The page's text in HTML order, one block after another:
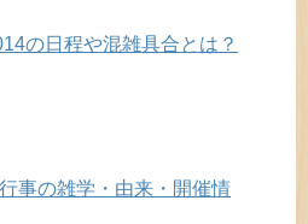
の日程や混雑具合とは？
事の雑学・由来・開催情